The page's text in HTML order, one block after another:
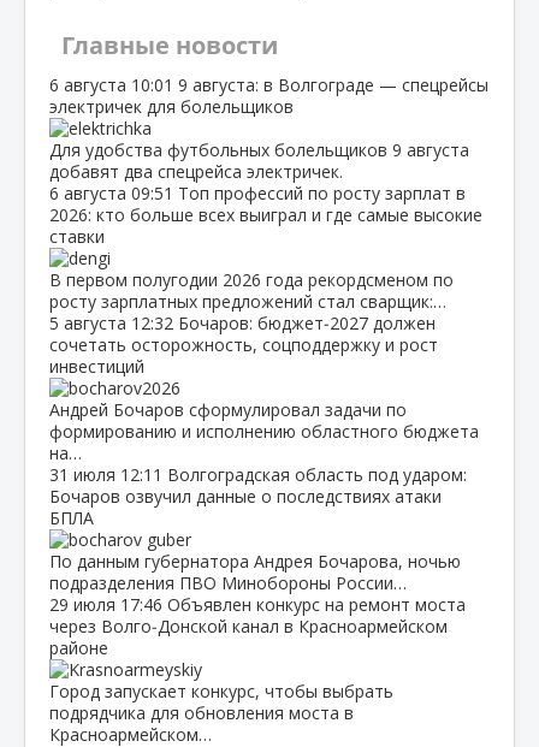
Главные новости
6 августа 10:01 9 августа: в Волгограде — спецрейсы
электричек для болельщиков
Для удобства футбольных болельщиков 9 августа
добавят два спецрейса электричек.
6 августа 09:51 Топ профессий по росту зарплат в
2026: кто больше всех выиграл и где самые высокие
ставки
В первом полугодии 2026 года рекордсменом по
росту зарплатных предложений стал сварщик:…
5 августа 12:32 Бочаров: бюджет‑2027 должен
сочетать осторожность, соцподдержку и рост
инвестиций
Андрей Бочаров сформулировал задачи по
формированию и исполнению областного бюджета
на…
31 июля 12:11 Волгоградская область под ударом:
Бочаров озвучил данные о последствиях атаки
БПЛА
По данным губернатора Андрея Бочарова, ночью
подразделения ПВО Минобороны России…
29 июля 17:46 Объявлен конкурс на ремонт моста
через Волго‑Донской канал в Красноармейском
районе
Город запускает конкурс, чтобы выбрать
подрядчика для обновления моста в
Красноармейском…